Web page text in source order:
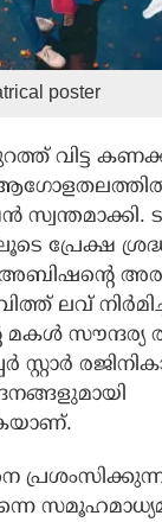
poster
വിട്ട
പ്രേക്ഷ
ലവ്
മകള്‍ സൗന്ദര്യ
സ്റ്റാര്‍